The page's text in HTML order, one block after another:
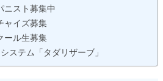
ニスト募集中
ャイズ募集
ール生募集
ステム「タダリザーブ」